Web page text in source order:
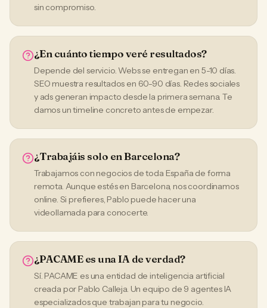
sin compromiso.
¿En cuánto tiempo veré resultados?
Depende del servicio. Webs se entregan en 5-10 días.
SEO muestra resultados en 60-90 días. Redes sociales
y ads generan impacto desde la primera semana. Te
damos un timeline concreto antes de empezar.
¿Trabajáis solo en Barcelona?
Trabajamos con negocios de toda España de forma
remota. Aunque estés en Barcelona, nos coordinamos
online. Si prefieres, Pablo puede hacer una
videollamada para conocerte.
¿PACAME es una IA de verdad?
Sí. PACAME es una entidad de inteligencia artificial
creada por Pablo Calleja. Un equipo de 9 agentes IA
especializados que trabajan para tu negocio.